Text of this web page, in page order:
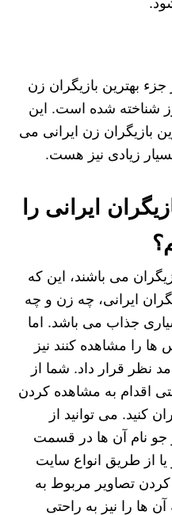
جزء بهترین بازیگران زن
شناخته شده است. این
زن ایرانی می
زیادی نیز هست.
ایرانی را
می باشند، این که
ایرانی، چه زن و چه
جذاب می باشد. اما
ها را مشاهده کنند نیز
نظر قرار داد. شما از
اقدام به مشاهده کردن
کنید. می توانید از
جو نام آن ها در قسمت
از طریق انواع سایت
کردن تصاویر مربوط به
آن ها را نیز به راحتی